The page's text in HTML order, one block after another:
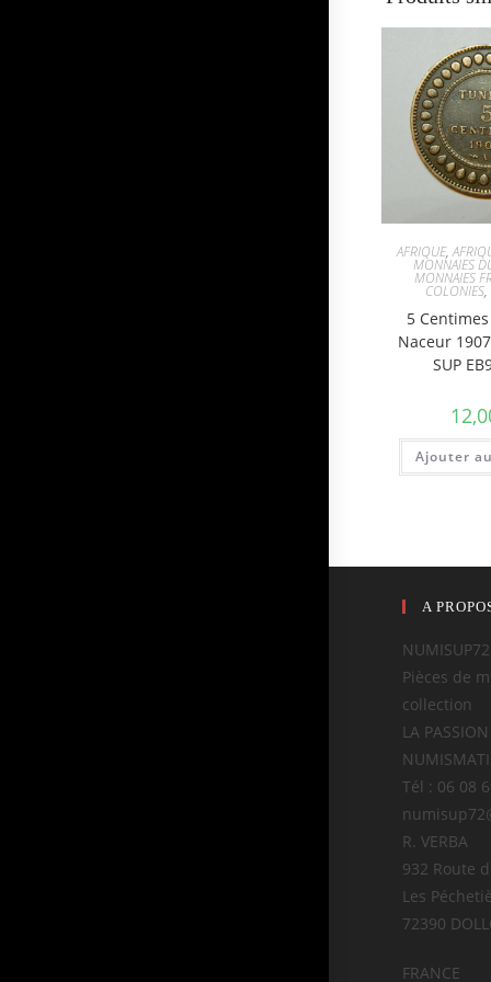
AFRIQUE,
MONNAIES
MONNAIES
COLONIES,
5
Naceur
SUP
Ajouter
A
NUMISUP72
Pièces de
collection
LA
Tél : 06 08
R. VERBA
932 Route
Les
72390
FRANCE